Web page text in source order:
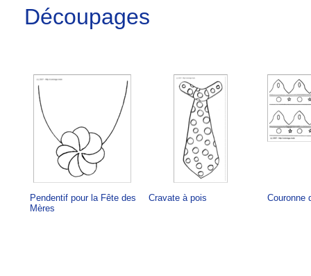
Découpages
Pendentif pour la Fête des
Mères
Cravate à pois Couronne